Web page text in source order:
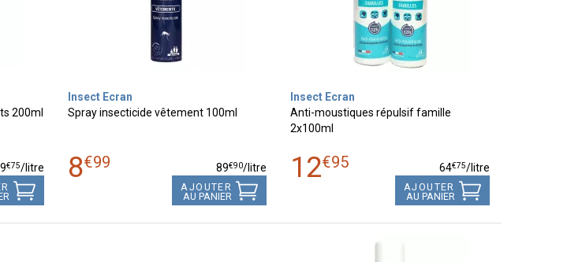
200ml
€75/litre
Insect Ecran
Spray insecticide vêtement 100ml
8€99 89€90/litre
AJOUTER
AU PANIER
Insect Ecran
Anti-moustiques répulsif famille
2x100ml
12€95 64€75/litre
AJOUTER
AU PANIER